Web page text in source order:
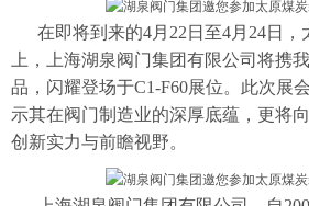
在即将到来的4月22日至4月24日
上，上海湖泉阀门集团有限公司将携
品，闪耀登场于C1-F60展位。此次展
示其在阀门制造业的深厚底蕴，更将
创新实力与前瞻视野。